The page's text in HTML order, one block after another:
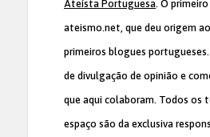
Ateísta Portuguesa. O
ateismo.net, que deu origem
primeiros blogues
de divulgação de opinião e
que aqui colaboram. Todos os
espaço são da exclusiva